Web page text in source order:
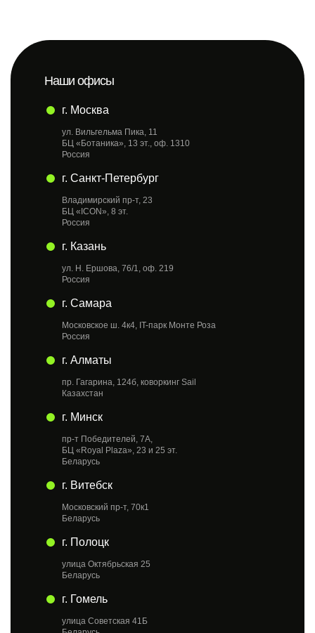
Наши офисы
г. Москва
ул. Вильгельма Пика, 11
БЦ «Ботаника», 13 эт., оф. 1310
Россия
г. Санкт-Петербург
Владимирский пр-т, 23
БЦ «ICON», 8 эт.
Россия
г. Казань
ул. Н. Ершова, 76/1, оф. 219
Россия
г. Самара
Московское ш. 4к4, IT-парк Монте Роза
Россия
г. Алматы
пр. Гагарина, 124б, коворкинг Sail
Казахстан
г. Минск
пр-т Победителей, 7А,
БЦ «Royal Plaza», 23 и 25 эт.
Беларусь
г. Витебск
Московский пр-т, 70к1
Беларусь
г. Полоцк
улица Октябрьская 25
Беларусь
г. Гомель
улица Советская 41Б